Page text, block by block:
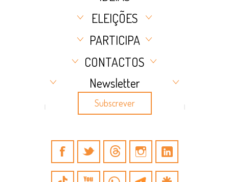
Newsletter
Subscrever
ELEIÇÕES
PARTICIPA
CONTACTOS